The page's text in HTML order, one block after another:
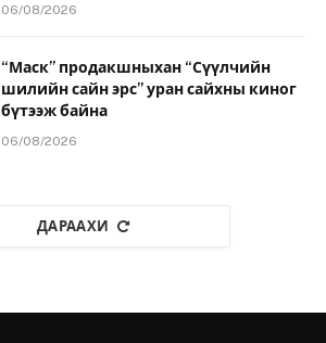
06/08/2026
“Маск” продакшныхан “Сүүлчийн
шилийн сайн эрс” уран сайхны киног
бүтээж байна
06/08/2026
ДАРААХИ